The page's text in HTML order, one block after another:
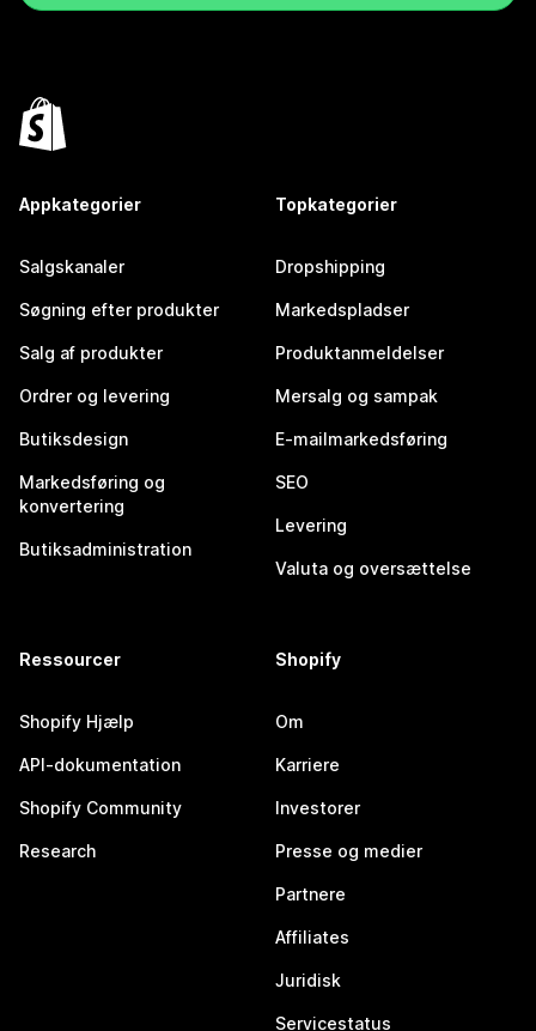
Appkategorier
Salgskanaler
Søgning efter produkter
Salg af produkter
Ordrer og levering
Butiksdesign
Markedsføring og
konvertering
Butiksadministration
Topkategorier
Dropshipping
Markedspladser
Produktanmeldelser
Mersalg og sampak
E-mailmarkedsføring
SEO
Levering
Valuta og oversættelse
Ressourcer
Shopify Hjælp
API-dokumentation
Shopify Community
Research
Shopify
Om
Karriere
Investorer
Presse og medier
Partnere
Affiliates
Juridisk
Servicestatus